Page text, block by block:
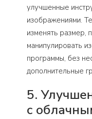
улучшенные
изображениями.
изменять размер,
манипулировать
программы, без
дополнительные
5.
с